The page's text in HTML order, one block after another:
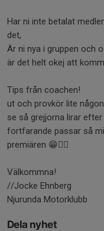
Har ni inte betalat
det,
Är ni nya i gruppen och
är det helt okej att
Tips från coachen!
ut och provkör lite
se så grejjorna lirar
fortfarande passar så
premiären 😁👍🏻
Välkommna!
//Jocke Ehnberg
Njurunda Motorklubb
Dela nyhet